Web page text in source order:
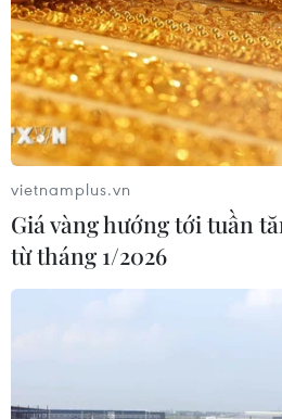
vietnamplus.vn
Giá vàng hướng tới tuần
từ tháng 1/2026